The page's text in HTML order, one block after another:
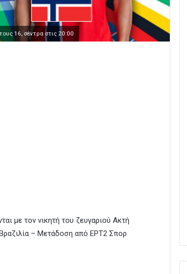
16, σέντρα στις 20:00
με τον νικητή του ζευγαριού Ακτή
– Μετάδοση από ΕΡΤ2 Σπορ